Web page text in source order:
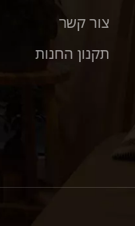
צור קשר
תקנון החנות